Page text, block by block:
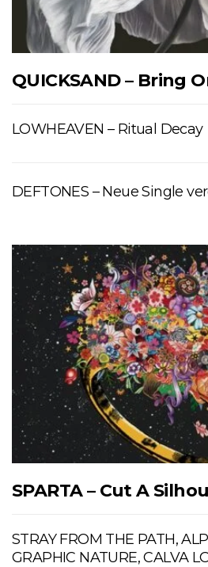
QUICKSAND – Bring
LOWHEAVEN – Ritual Decay
DEFTONES – Neue Single
SPARTA – Cut A
STRAY FROM THE PATH,
GRAPHIC NATURE, CALVA